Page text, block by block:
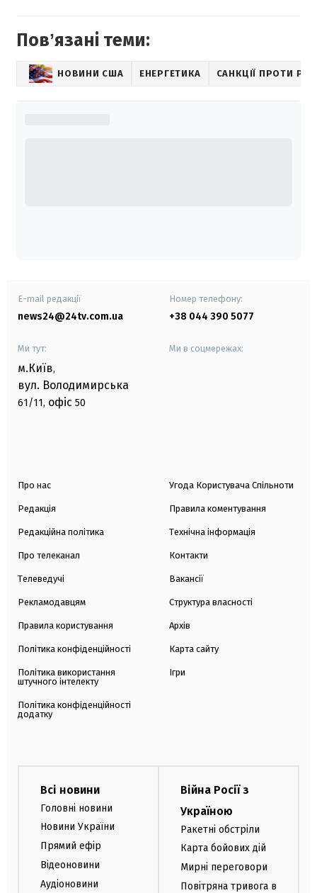
Повʼязані теми:
НОВИНИ США ЕНЕРГЕТИКА САНКЦІЇ ПРОТИ
E-mail редакції
news24@24tv.com.ua
Номер телефону:
+38 044 390 5077
Ми тут:
м.Київ,
вул. Володимирська
61/11, офіс 50
Ми в соцмережах:
Про нас
Редакція
Редакційна політика
Про телеканал
Телеведучі
Рекламодавцям
Правила користування
Політика конфіденційності
Політика використання
штучного інтелекту
Політика конфіденційності
додатку
Угода Користувача Спільноти
Правила коментування
Технічна інформація
Контакти
Вакансії
Структура власності
Архів
Карта сайту
Ігри
Всі новини
Головні новини
Новини України
Прямий ефір
Відеоновини
Аудіоновини
Війна Росії з
Україною
Ракетні обстріли
Карта бойових дій
Мирні переговори
Повітряна тривога в